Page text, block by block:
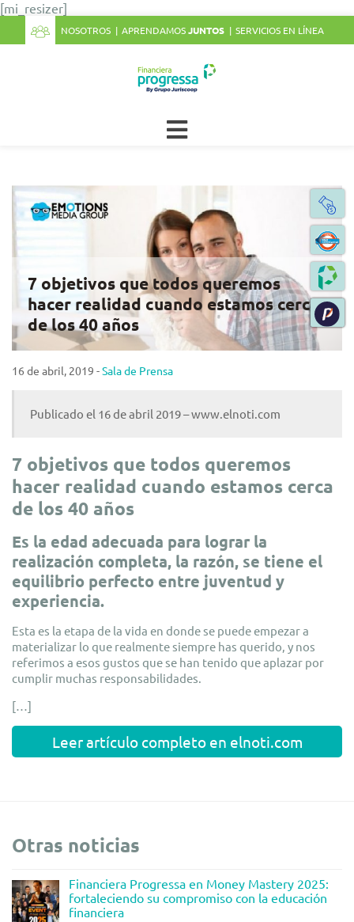
[mi_resizer]
NOSOTROS APRENDAMOSJUNTOS SERVICIOS EN LÍNEA
7 objetivos que todos queremos
hacer realidad cuando estamos cerca
de los 40 años
16 de abril, 2019 -Sala de Prensa
Publicado el 16 de abril 2019 – www.elnoti.com
7 objetivos que todos queremos
hacer realidad cuando estamos cerca
de los 40 años
Es la edad adecuada para lograr la
realización completa, la razón, se tiene el
equilibrio perfecto entre juventud y
experiencia.
Esta es la etapa de la vida en donde se puede empezar a
materializar lo que realmente siempre has querido, y nos
referimos a esos gustos que se han tenido que aplazar por
cumplir muchas responsabilidades.
[…]
Leer artículo completo en elnoti.com
Otras noticias
Financiera Progressa en Money Mastery 2025:
fortaleciendo su compromiso con la educación
financiera